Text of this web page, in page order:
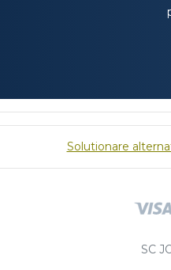
Solutionare
SC